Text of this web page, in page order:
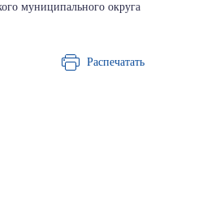
муниципального округа
Распечатать